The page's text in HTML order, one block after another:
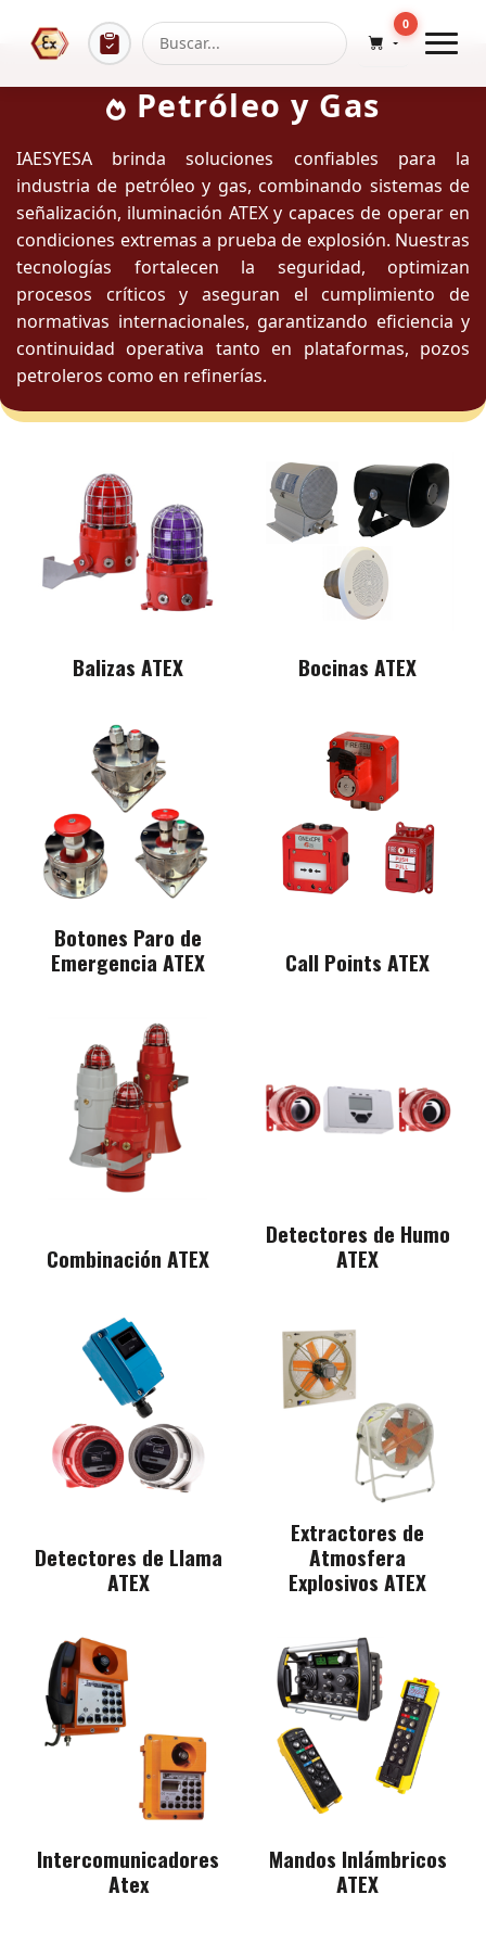
0
Petróleo y Gas
IAESYESA brinda soluciones confiables para la
industria de petróleo y gas, combinando sistemas de
señalización, iluminación ATEX y capaces de operar en
condiciones extremas a prueba de explosión. Nuestras
tecnologías fortalecen la seguridad, optimizan
procesos críticos y aseguran el cumplimiento de
normativas internacionales, garantizando eficiencia y
continuidad operativa tanto en plataformas, pozos
petroleros como en refinerías.
Balizas ATEX Bocinas ATEX
Botones Paro de
Emergencia ATEX Call Points ATEX
Combinación ATEX
Detectores de Humo
ATEX
Detectores de Llama
ATEX
Extractores de
Atmosfera
Explosivos ATEX
Intercomunicadores
Atex
Mandos Inlámbricos
ATEX